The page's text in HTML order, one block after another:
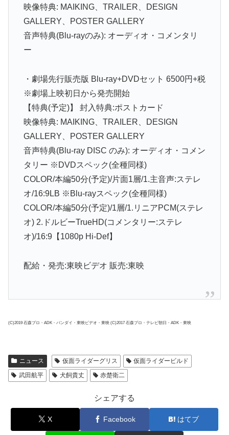
映像特典: MAIKING、TRAILER、DESIGN
GALLERY、POSTER GALLERY
音声特典(Blu-rayのみ): オーディオ・コメンタリ
ー
・劇場先行販売版 Blu-ray+DVDセット 6500円+税
※劇場上映初日から発売開始
【特典(予定)】 封入特典:ポストカード
映像特典: MAIKING、TRAILER、DESIGN
GALLERY、POSTER GALLERY
音声特典(Blu-ray DISC のみ): オーディオ・コメン
タリー ※DVDスペック(全種同様)
COLOR/本編50分(予定)/片面1層/1.主音声:ステレ
オ/16:9LB ※Blu-rayスペック(全種同様)
COLOR/本編50分(予定)/1層/1.リニアPCM(ステレ
オ) 2.ドルビーTrueHD(コメンタリー:ステレ
オ)/16:9【1080p Hi-Def】
配給・発売:東映ビデオ 販売:東映
(C)2019 石森プロ・ADK・バンダイ・東映ビデオ・東映 (C)2017 石森プロ・テレビ朝日・ADK・東映
ニュース 仮面ライダーグリス
仮面ライダービルド
武田航平
犬飼貴丈 赤楚衛二
シェアする
X Facebook はてブ